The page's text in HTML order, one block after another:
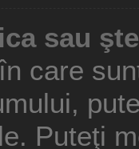
sau
care
Puteţi